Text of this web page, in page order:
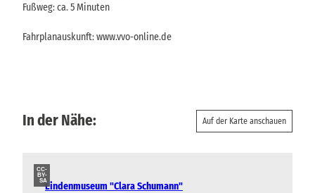
Fußweg: ca. 5 Minuten
Fahrplanauskunft: www.vvo-online.de
In der Nähe: Auf der Karte anschauen
CC-
BY-
SALindenmuseum "Clara Schumann"